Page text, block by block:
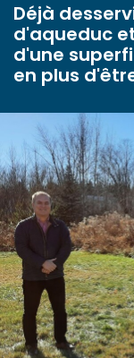
Déjà
d'aqueduc
d'une
en plus